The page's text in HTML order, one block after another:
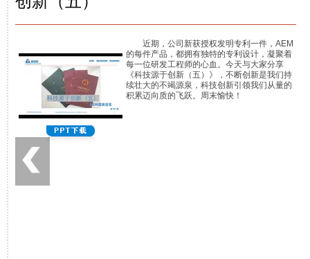
近期，公司新获授权发明专利一件，AEM
的每件产品，都拥有独特的专利设计，凝聚着
每一位研发工程师的心血。今天与大家分享
《科技源于创新（五）》，不断创新是我们持
续壮大的不竭源泉，科技创新引领我们从量的
积累迈向质的飞跃。周末愉快！